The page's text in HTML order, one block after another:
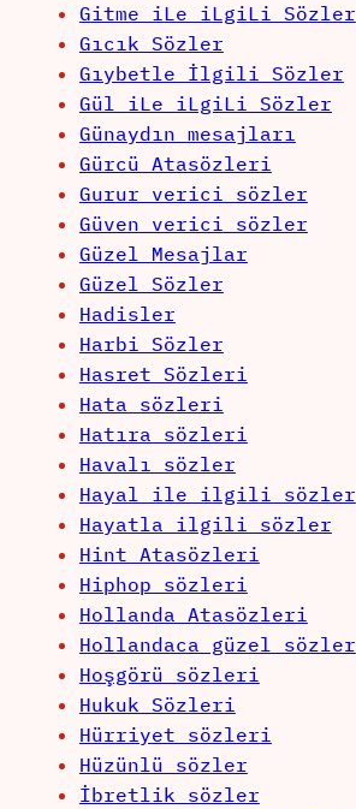
Gitme iLe iLgiLi Sözler
Gıcık Sözler
Gıybetle İlgili Sözler
Gül iLe iLgiLi Sözler
Günaydın mesajları
Gürcü Atasözleri
Gurur verici sözler
Güven verici sözler
Güzel Mesajlar
Güzel Sözler
Hadisler
Harbi Sözler
Hasret Sözleri
Hata sözleri
Hatıra sözleri
Havalı sözler
Hayal ile ilgili sözler
Hayatla ilgili sözler
Hint Atasözleri
Hiphop sözleri
Hollanda Atasözleri
Hollandaca güzel sözler
Hoşgörü sözleri
Hukuk Sözleri
Hürriyet sözleri
Hüzünlü sözler
İbretlik sözler